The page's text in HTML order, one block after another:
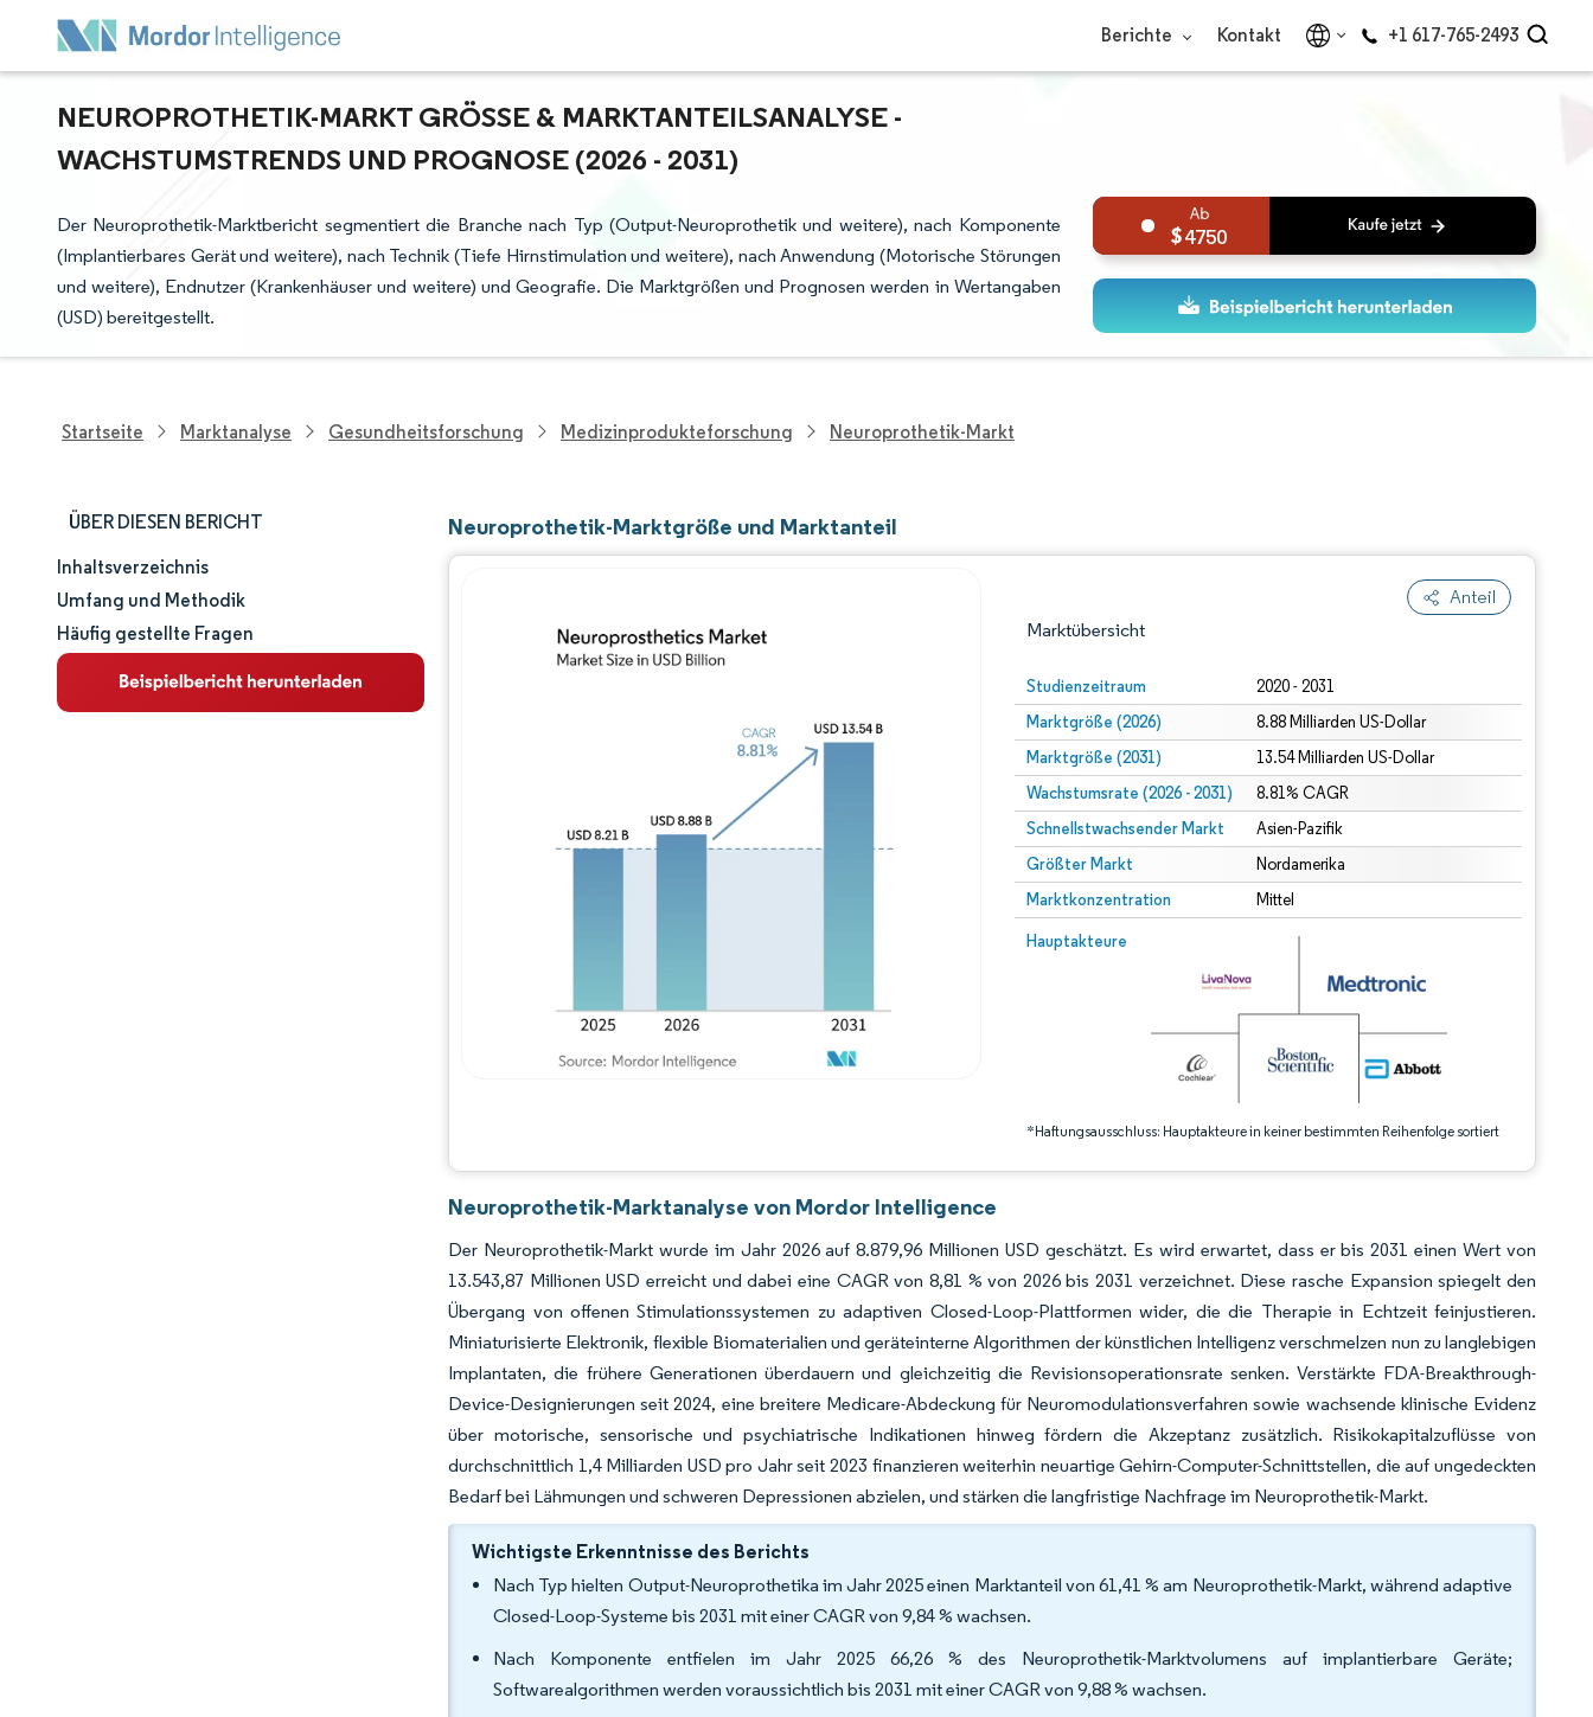
Berichte Kontakt +1 617-765-2493
NEUROPROTHETIK-MARKT GRÖSSE & MARKTANTEILSANALYSE - W
ACHSTUMSTRENDS UND PROGNOSE (2026 - 2031)
Der Neuroprothetik-Marktbericht segmentiert die Branche nach Typ (Output-Neuroprothetik und weitere), nach Komponente
(Implantierbares Gerät und weitere), nach Technik (Tiefe Hirnstimulation und weitere), nach Anwendung (Motorische Störungen
und weitere), Endnutzer (Krankenhäuser und weitere) und Geografie. Die Marktgrößen und Prognosen werden in Wertangaben
(USD) bereitgestellt.
4750
Startseite Marktanalyse Gesundheitsforschung Medizinprodukteforschung Neuroprothetik-Markt
ÜBER DIESEN BERICHT
Marktgröße und -anteil
Marktanalyse
Trends und Einblicke
Inhaltsverzeichnis
Umfang und Methodik
Häufig gestellte Fragen
Neuroprothetik-Marktgröße und Marktanteil
Anteil
Marktübersicht
Studienzeitraum 2020 - 2031
Marktgröße (2026) 8.88 Milliarden US-Dollar
Marktgröße (2031) 13.54 Milliarden US-Dollar
Wachstumsrate (2026 - 2031) 8.81% CAGR
Schnellstwachsender Markt Asien-Pazifik
Größter Markt Nordamerika
Marktkonzentration Mittel
Hauptakteure
*Haftungsausschluss: Hauptakteure in keiner bestimmten Reihenfolge sortiert
Bild © Mordor Intelligence. Wiederverwendung erfordert Namensnennung gemäß CC BY 4.0.
Bild © Mordor Intelligence. Wiederverwendung erfordert Namensnennung gemäß CC BY 4.0.
Neuroprothetik-Marktanalyse von Mordor Intelligence
Der Neuroprothetik-Markt wurde im Jahr 2026 auf 8.879,96 Millionen USD geschätzt. Es wird erwartet, dass er bis 2031 einen Wert von
13.543,87 Millionen USD erreicht und dabei eine CAGR von 8,81 % von 2026 bis 2031 verzeichnet. Diese rasche Expansion spiegelt den
Übergang von offenen Stimulationssystemen zu adaptiven Closed-Loop-Plattformen wider, die die Therapie in Echtzeit feinjustieren.
Miniaturisierte Elektronik, flexible Biomaterialien und geräteinterne Algorithmen der künstlichen Intelligenz verschmelzen nun zu langlebigen
Implantaten, die frühere Generationen überdauern und gleichzeitig die Revisionsoperationsrate senken. Verstärkte FDA-Breakthrough-
Device-Designierungen seit 2024, eine breitere Medicare-Abdeckung für Neuromodulationsverfahren sowie wachsende klinische Evidenz
über motorische, sensorische und psychiatrische Indikationen hinweg fördern die Akzeptanz zusätzlich. Risikokapitalzuflüsse von
durchschnittlich 1,4 Milliarden USD pro Jahr seit 2023 finanzieren weiterhin neuartige Gehirn-Computer-Schnittstellen, die auf ungedeckten
Bedarf bei Lähmungen und schweren Depressionen abzielen, und stärken die langfristige Nachfrage im Neuroprothetik-Markt.
Wichtigste Erkenntnisse des Berichts
Nach Typ hielten Output-Neuroprothetika im Jahr 2025 einen Marktanteil von 61,41 % am Neuroprothetik-Markt, während adaptive
Closed-Loop-Systeme bis 2031 mit einer CAGR von 9,84 % wachsen.
Nach Komponente entfielen im Jahr 2025 66,26 % des Neuroprothetik-Marktvolumens auf implantierbare Geräte;
Softwarealgorithmen werden voraussichtlich bis 2031 mit einer CAGR von 9,88 % wachsen.